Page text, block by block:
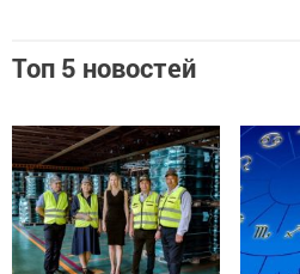
Топ 5 новостей